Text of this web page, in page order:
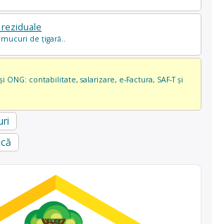
de țigară..
ONG: contabilitate, salarizare, e-Factura, SAF-T și